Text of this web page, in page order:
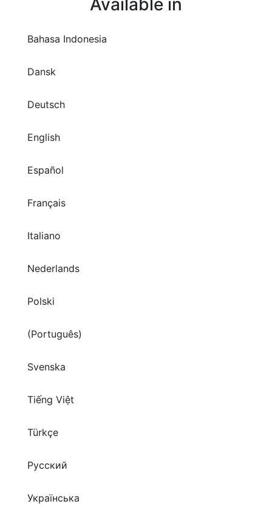
Available in
Bahasa Indonesia
Dansk
Deutsch
English
Español
Français
Italiano
Nederlands
Polski
(Português)
Svenska
Tiếng Việt
Türkçe
Русский
Українська